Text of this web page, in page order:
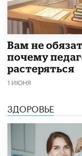
​Вам не
почему
растеряться
1 ИЮНЯ
ЗДОРОВЬЕ